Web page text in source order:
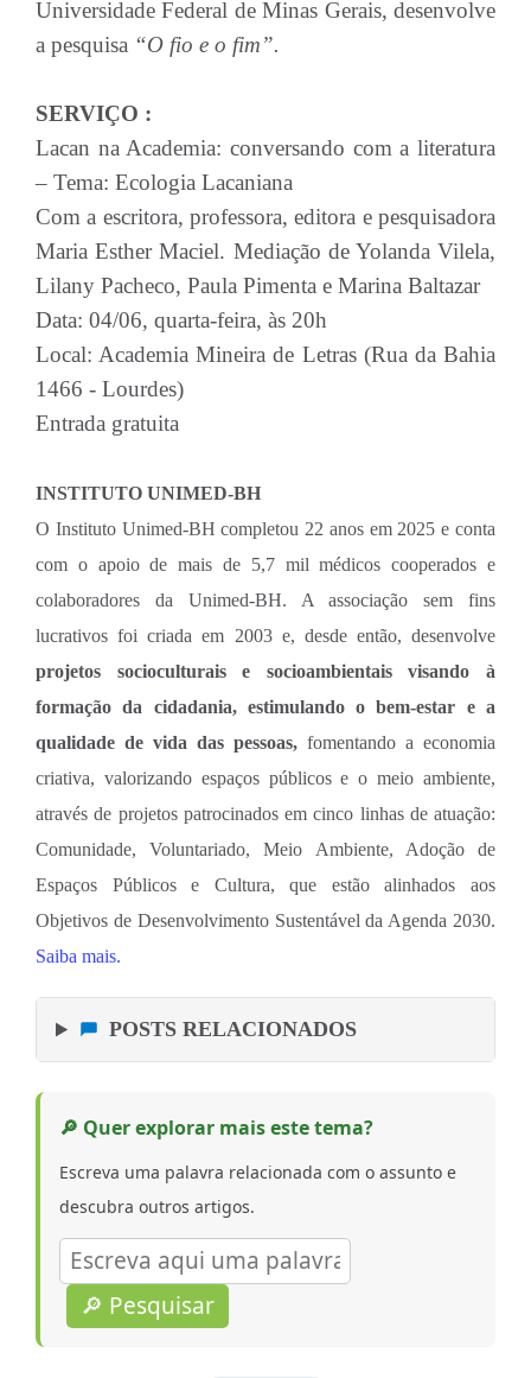
Universidade Federal de Minas Gerais, desenvolve
a pesquisa “O fio e o fim”.
SERVIÇO :
Lacan na Academia: conversando com a literatura
– Tema: Ecologia Lacaniana
Com a escritora, professora, editora e pesquisadora
Maria Esther Maciel. Mediação de Yolanda Vilela,
Lilany Pacheco, Paula Pimenta e Marina Baltazar
Data: 04/06, quarta-feira, às 20h
Local: Academia Mineira de Letras (Rua da Bahia
1466 - Lourdes)
Entrada gratuita
INSTITUTO UNIMED-BH
O Instituto Unimed-BH completou 22 anos em 2025 e conta
com o apoio de mais de 5,7 mil médicos cooperados e
colaboradores da Unimed-BH. A associação sem fins
lucrativos foi criada em 2003 e, desde então, desenvolve
projetos socioculturais e socioambientais visando à
formação da cidadania, estimulando o bem-estar e a
qualidade de vida das pessoas, fomentando a economia
criativa, valorizando espaços públicos e o meio ambiente,
através de projetos patrocinados em cinco linhas de atuação:
Comunidade, Voluntariado, Meio Ambiente, Adoção de
Espaços Públicos e Cultura, que estão alinhados aos
Objetivos de Desenvolvimento Sustentável da Agenda 2030.
Saiba mais.
POSTS RELACIONADOS
🔎 Quer explorar mais este tema?
Escreva uma palavra relacionada com o assunto e
descubra outros artigos.
🔎 Pesquisar